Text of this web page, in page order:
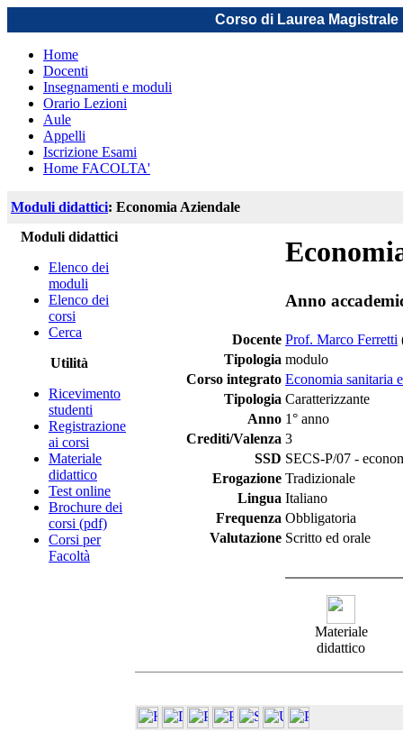
Corso di Laurea
Home
Docenti
Insegnamenti e moduli
Orario Lezioni
Aule
Appelli
Iscrizione Esami
Home FACOLTA'
Moduli didattici: Economia Aziendale
Moduli didattici
Elenco dei
moduli
Elenco dei
corsi
Cerca
Utilità
Ricevimento
studenti
Registrazione
ai corsi
Materiale
didattico
Test online
Brochure dei
corsi (pdf)
Corsi per
Facoltà
Anno
Docente Prof. Marco Ferretti
Tipologia modulo
Corso integrato Economia sanitaria
Tipologia Caratterizzante
Anno 1° anno
Crediti/Valenza 3
SSD SECS-P/07 -
Erogazione Tradizionale
Lingua Italiano
Frequenza Obbligatoria
Valutazione Scritto ed orale
Materiale
didattico